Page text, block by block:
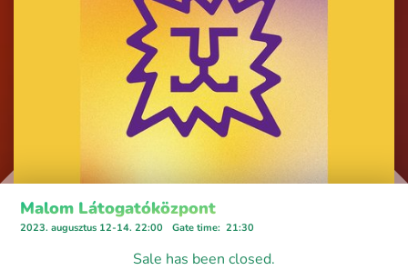
Malom Látogatóközpont
2023. augusztus 12-14. 22:00 Gate time: 21:30
Sale has been closed.